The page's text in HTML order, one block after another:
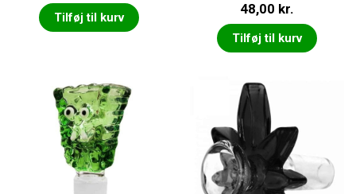
Tilføj til kurv
5.00ud af 5
48,00 kr.
Tilføj til kurv